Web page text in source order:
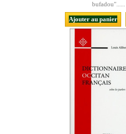
bufadou"......
Ajouter au panier